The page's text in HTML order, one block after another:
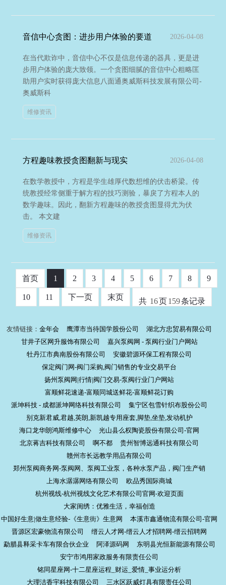
音信中心贪图：进步用户体验的要道 2026-04-08
在当代欺诈中，音信中心不仅是信息传递的器具，更是进
步用户体验的庞大致领。一个贪图细腻的音信中心粗略匡
助用户实时获得庞大信息八面通奥威斯科技发展有限公司-
奥威斯科
维修资讯
方程趣味教授贪图翻新与现实 2026-04-08
在数学教授中，方程是学生雄厚代数想维的伏击桥梁。传
统教授经常侧重于解方程的技巧测验，暴戾了方程本人的
数学趣味。因此，翻新方程趣味的教授贪图显得尤为伏
击。 本文建
维修资讯
首页 1 2 3 4 5 6 7 8 9
10 11 下一页 末页 共 16页159条记录
友情链接： 金年会 鹰潭市当待国学股份公司
湖北方忠贸易有限公司
甘井子区网升服饰有限公司
嘉兴泵阀网 - 泵阀行业门户网站
牡丹江市典南股份有限公司
安徽碧源环保工程有限公司
保定阀门网-阀门采购,阀门销售的专业交易平台
扬州泵阀网|行情|阀门交易-泵阀行业门户网站
富顺鲜花速递-富顺同城送鲜花-富顺鲜花订购
派坤科技 - 成都派坤网络科技有限公司
集宁区包雪针织布股份公司
别克新君威,君越,英朗,新凯越专用座套,脚垫,坐垫,发动机护
海口龙华朗鸿斯维修中心
光山县么权陶瓷股份有限公司-官网
北京蒋吉科技有限公司
啊不都
贵州智博远通科技有限公司
赣州市长远教学用品有限公司
郑州泵阀商务网-泵阀网、泵阀工业泵，各种水泵产品，阀门生产销
上海水潺潺网络有限公司
欧品秀国际商城
杭州视线-杭州视线文化艺术有限公司官网-欢迎页面
大家闺绣：优雅生活，幸福创造
中国好生意|做生意经验-《生意街》生意网
本溪市鑫通物流有限公司-官网
晋源区宏豪物流有限公司
缙云人才网-缙云人才招聘网-缙云招聘网
勐腊县释采卡车有限合伙企业
阿泽源码网
东明县光恒新能源有限公司
安宁市鸿用家政服务有限责任公司
铭同星座网-十二星座运程_财运_爱情_事业运分析
大理洁香宇科技有限公司
三水区跃威灯具有限责任公司